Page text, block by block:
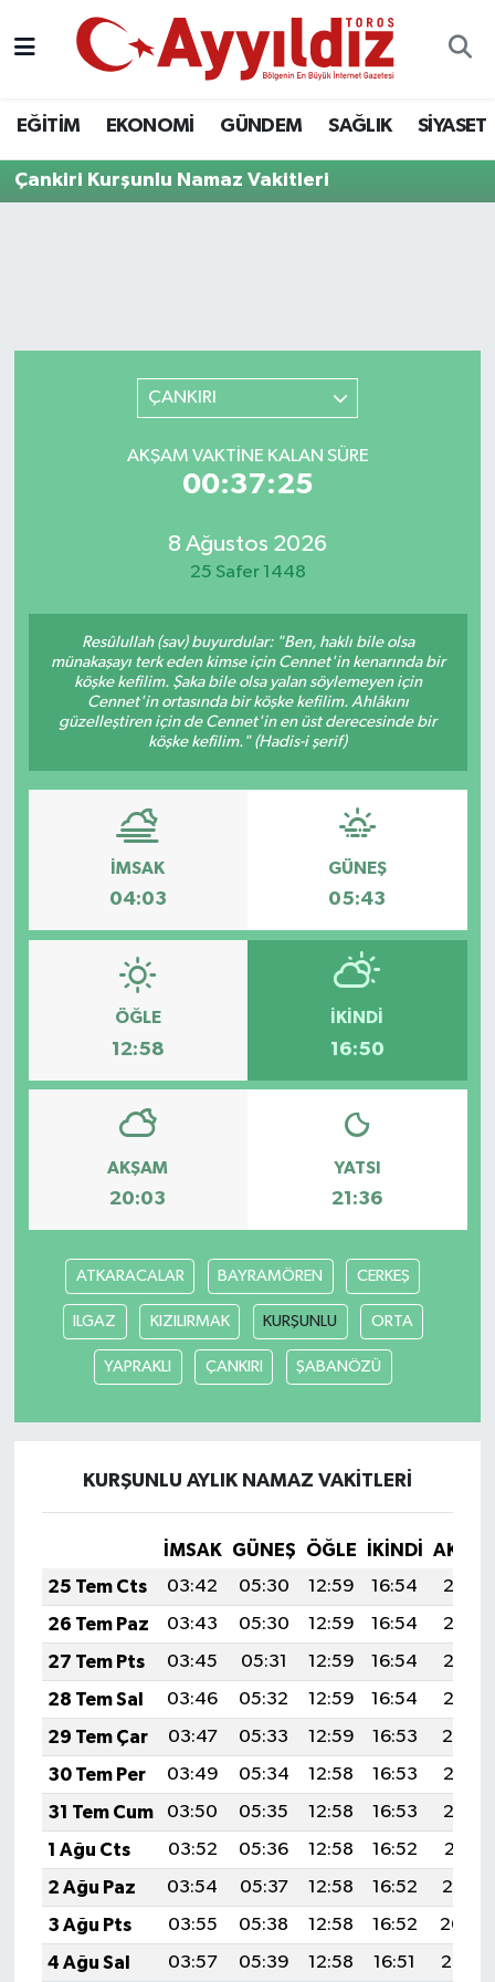
EĞİTİM EKONOMİ GÜNDEM SAĞLIK SİYASET
Çankiri Kurşunlu Namaz Vakitleri
ÇANKIRI
AKŞAM VAKTINE KALAN SÜRE
00:37:25
8 Ağustos 2026
25 Safer 1448
Resûlullah (sav) buyurdular: "Ben, haklı bile olsa
münakaşayı terk eden kimse için Cennet'in kenarında bir
köşke kefilim. Şaka bile olsa yalan söylemeyen için
Cennet'in ortasında bir köşke kefilim. Ahlâkını
güzelleştiren için de Cennet'in en üst derecesinde bir
köşke kefilim." (Hadis-i şerif)
İMSAK
04:03
GÜNEŞ
05:43
ÖĞLE
12:58
İKINDI
16:50
AKŞAM
20:03
YATSI
21:36
ATKARACALAR BAYRAMÖREN CERKEŞ
ILGAZ KIZILIRMAK KURŞUNLU ORTA
YAPRAKLI ÇANKIRI ŞABANÖZÜ
KURŞUNLU AYLIK NAMAZ VAKITLERI
İMSAK GÜNEŞ ÖĞLE İKINDI
25 Tem Cts
03:42 05:30 12:59 16:54
20:18
26 Tem Paz
03:43 05:30 12:59 16:54
20:17
27 Tem Pts
03:45 05:31 12:59 16:54
20:16
28 Tem Sal
03:46 05:32 12:59 16:54
20:15
29 Tem Çar
03:47 05:33 12:59 16:53
20:14
30 Tem Per
03:49 05:34 12:58 16:53
20:13
31 Tem Cum
03:50 05:35 12:58 16:53
20:12
1 Ağu Cts
03:52 05:36 12:58 16:52
20:11
2 Ağu Paz
03:54 05:37 12:58 16:52
20:10
3 Ağu Pts
03:55 05:38 12:58 16:52
20:09
4 Ağu Sal
03:57 05:39 12:58 16:51 20:07